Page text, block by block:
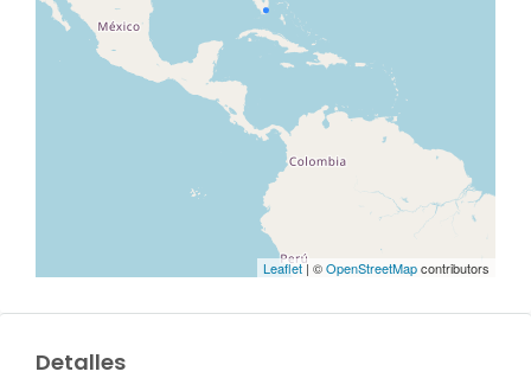
Leaflet| ©OpenStreetMapcontributors
Detalles